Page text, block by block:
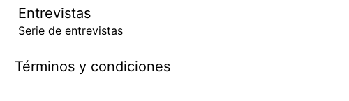
Entrevistas
Serie de entrevistas
Términos y condiciones